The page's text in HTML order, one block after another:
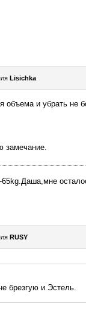
Lisichka
объема и убрать не
замечание.
RUSY
брезгую и Эстель.